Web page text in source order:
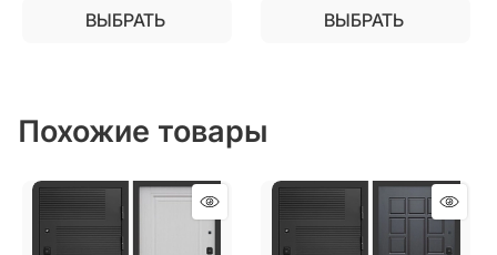
ВЫБРАТЬ ВЫБРАТЬ
Похожие товары